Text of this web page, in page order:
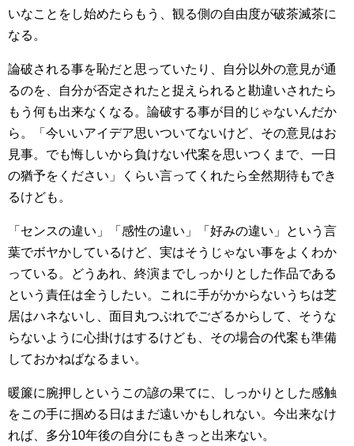
いなことをし始めたらもう、観る側の自由度が破茶滅茶に
なる。
論破される事を恥だと思っていたり、自分以外の意見が通
るのを、自分が否定されたと捉えられると勘違いされたら
もう何も出来なくなる。論破する事が目的じゃないんだか
ら。「今いいアイデア思いついてないけど、その意見はお
見事。でも悔しいから負けない代案を思いつくまで、一日
の猶予をください」くらい言ってくれたら全然期待もでき
るけども。
「センスの違い」「感性の違い」「好みの違い」という言
葉でボヤかしているけど、実はそうじゃない事をよくわか
っている。どうあれ、終演までしっかりとした作品である
という責任は全うしたい。これに手がかからないうちは芝
居はハネないし、面目丸つぶれでござるからして、そうな
らないように心掛けはするけども、その場合の代案も準備
しておかねばなるまい。
暖簾に腕押しというこの諺の果てに、しっかりとした感触
をこの手に掴める日はまだ遠いかもしれない。今出来なけ
れば、多分10年後の自分にもきっと出来ない。